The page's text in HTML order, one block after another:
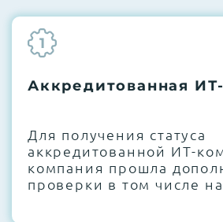
Этап 3:
термоинтерфейсов, замена
Этап 4:Стресс-тестирование
нагрузкой в течение 72
проверки стабильности
1
Аккредитованная
Для получения статуса
аккредитованной ИТ-
компания прошла
проверки в том числе